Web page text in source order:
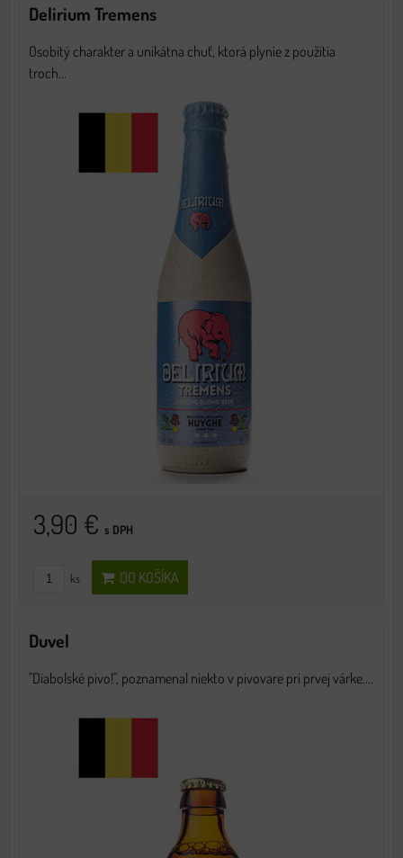
Delirium Tremens
Osobitý charakter a unikátna chuť, ktorá plynie z použitia
troch...
3,90 € s DPH
ks DO KOŠÍKA
Duvel
"Diabolské pivo!", poznamenal niekto v pivovare pri prvej várke....